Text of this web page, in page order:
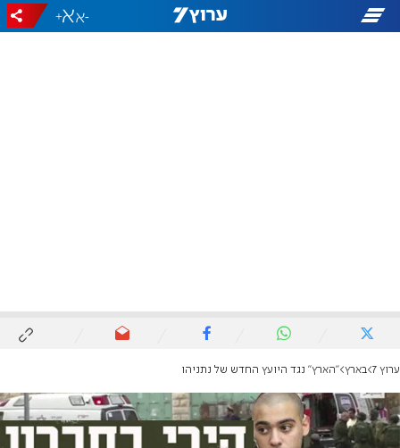
-
+
ערוץ 7 בארץ "הארץ" נגד היועץ החדש של נתניהו